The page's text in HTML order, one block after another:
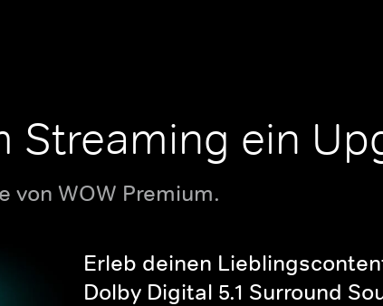
Streaming ein
von WOW Premium.
Erleb deinen
Dolby Digital 5.1 Surround